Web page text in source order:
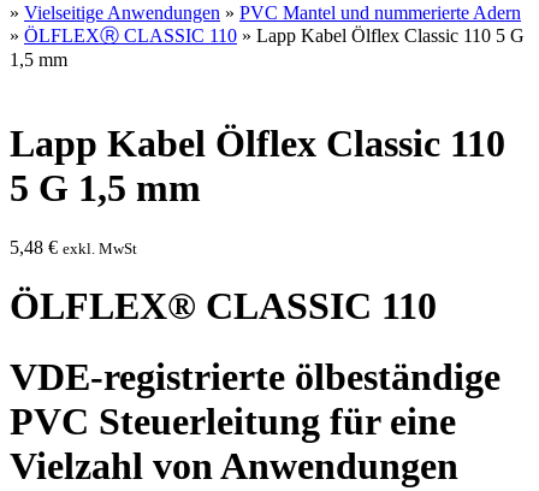
» Vielseitige Anwendungen » PVC Mantel und nummerierte Adern
» ÖLFLEXⓇ CLASSIC 110 » Lapp Kabel Ölflex Classic 110 5 G
1,5 mm
Lapp Kabel Ölflex Classic 110
5 G 1,5 mm
5,48 € exkl. MwSt
ÖLFLEX® CLASSIC 110
VDE-registrierte ölbeständige
PVC Steuerleitung für eine
Vielzahl von Anwendungen